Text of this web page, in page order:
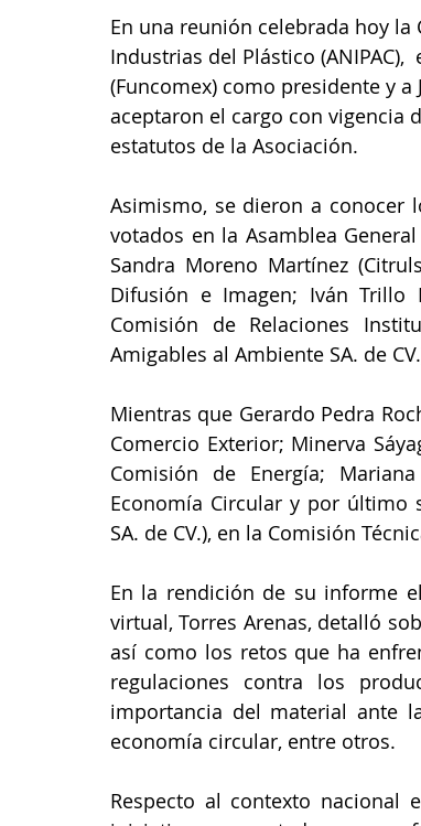
En una reunión celebrada hoy
Industrias del Plástico
(Funcomex) como presidente y a
aceptaron el cargo con vigencia
estatutos de la Asociación.
Asimismo, se dieron a conocer
votados en la Asamblea
Sandra Moreno Martínez
Difusión e Imagen; Iván Trillo
Comisión de Relaciones
Amigables al Ambiente SA. de
Mientras que Gerardo Pedra
Comercio Exterior; Minerva
Comisión de Energía;
Economía Circular y por último
SA. de CV.), en la Comisión
En la rendición de su informe
virtual, Torres Arenas, detalló
así como los retos que ha
regulaciones contra los
importancia del material ante
economía circular, entre otros.
Respecto al contexto nacional